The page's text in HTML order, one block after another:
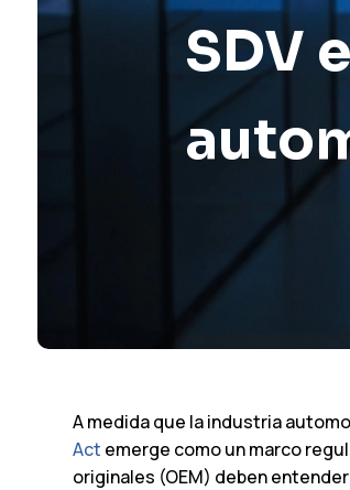
SDV
A medida que la industria
Act emerge como un marco
originales (OEM) deben